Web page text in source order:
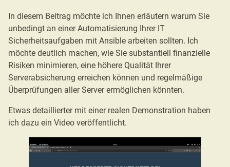
In diesem Beitrag möchte ich Ihnen erläutern warum Sie
unbedingt an einer Automatisierung Ihrer IT
Sicherheitsaufgaben mit Ansible arbeiten sollten. Ich
möchte deutlich machen, wie Sie substantiell finanzielle
Risiken minimieren, eine höhere Qualität Ihrer
Serverabsicherung erreichen können und regelmäßige
Überprüfungen aller Server ermöglichen könnten.
Etwas detaillierter mit einer realen Demonstration haben
ich dazu ein Video veröffentlicht.